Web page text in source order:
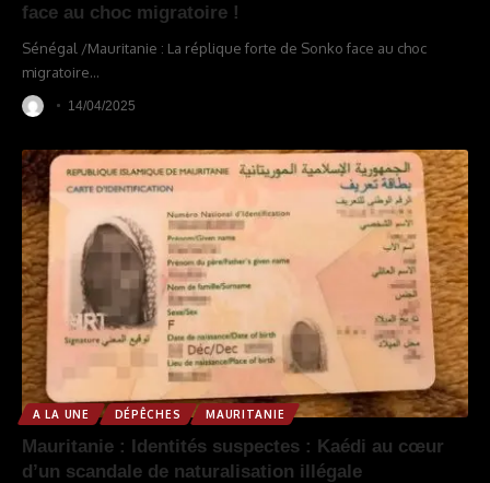
face au choc migratoire !
Sénégal /Mauritanie : La réplique forte de Sonko face au choc
migratoire…
14/04/2025
A LA UNE DÉPÊCHES MAURITANIE
Mauritanie : Identités suspectes : Kaédi au cœur
d’un scandale de naturalisation illégale